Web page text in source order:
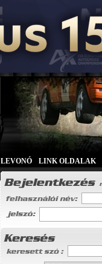
LEVONÓ LINK OLDALAK